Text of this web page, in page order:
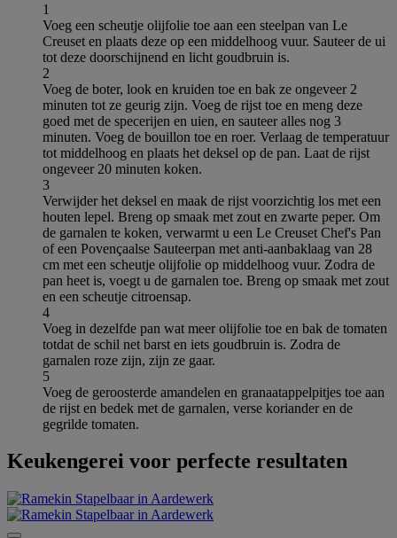
1
Voeg een scheutje olijfolie toe aan een steelpan van Le
Creuset en plaats deze op een middelhoog vuur. Sauteer de ui
tot deze doorschijnend en licht goudbruin is.
2
Voeg de boter, look en kruiden toe en bak ze ongeveer 2
minuten tot ze geurig zijn. Voeg de rijst toe en meng deze
goed met de specerijen en uien, en sauteer alles nog 3
minuten. Voeg de bouillon toe en roer. Verlaag de temperatuur
tot middelhoog en plaats het deksel op de pan. Laat de rijst
ongeveer 20 minuten koken.
3
Verwijder het deksel en maak de rijst voorzichtig los met een
houten lepel. Breng op smaak met zout en zwarte peper. Om
de garnalen te koken, verwarmt u een Le Creuset Chef's Pan
of een Povençaalse Sauteerpan met anti-aanbaklaag van 28
cm met een scheutje olijfolie op middelhoog vuur. Zodra de
pan heet is, voegt u de garnalen toe. Breng op smaak met zout
en een scheutje citroensap.
4
Voeg in dezelfde pan wat meer olijfolie toe en bak de tomaten
totdat de schil net barst en iets goudbruin is. Zodra de
garnalen roze zijn, zijn ze gaar.
5
Voeg de geroosterde amandelen en granaatappelpitjes toe aan
de rijst en bedek met de garnalen, verse koriander en de
gegrilde tomaten.
Keukengerei voor perfecte resultaten